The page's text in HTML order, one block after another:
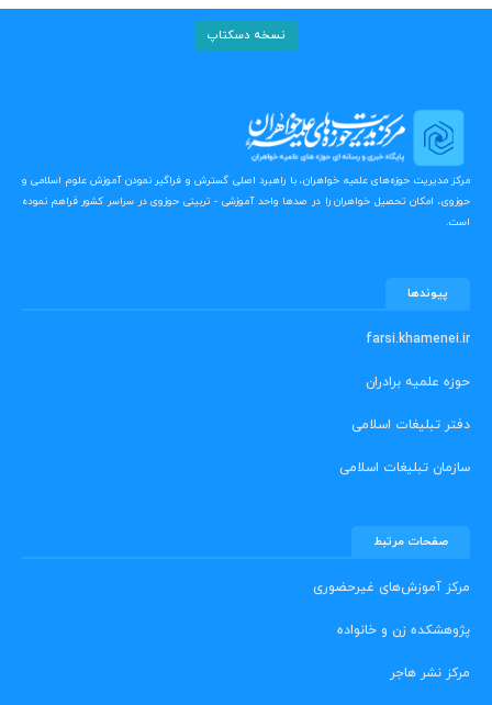
نسخه دسکتاپ
مرکز مدیریت حوزه‌های علمیه خواهران، با راهبرد اصلی گسترش و فراگیر نمودن آموزش علوم اسلامی و
حوزوی، امکان تحصیل خواهران را در صدها واحد آموزشی - تربیتی حوزوی در سراسر کشور فراهم نموده
است.
پیوندها
farsi.khamenei.ir
حوزه علمیه برادران
دفتر تبلیغات اسلامی
سازمان تبلیغات اسلامی
صفحات مرتبط
مرکز آموزش‌های غیرحضوری
پژوهشکده زن و خانواده
مرکز نشر هاجر